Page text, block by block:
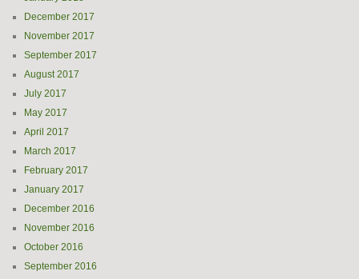
December 2017
November 2017
September 2017
August 2017
July 2017
May 2017
April 2017
March 2017
February 2017
January 2017
December 2016
November 2016
October 2016
September 2016